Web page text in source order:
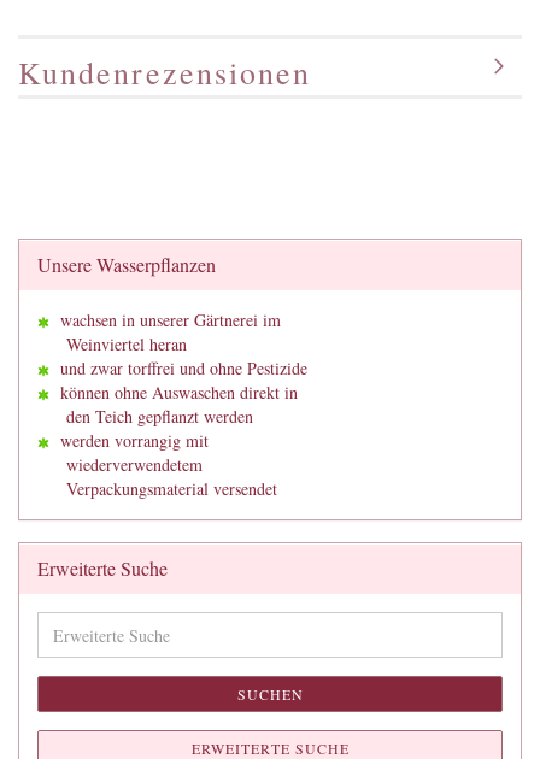
Kundenrezensionen
Unsere Wasserpflanzen
wachsen in unserer Gärtnerei im
Weinviertel heran
und zwar torffrei und ohne Pestizide
können ohne Auswaschen direkt in
den Teich gepflanzt werden
werden vorrangig mit
wiederverwendetem
Verpackungsmaterial versendet
Erweiterte Suche
Suche
SUCHEN
ERWEITERTE SUCHE